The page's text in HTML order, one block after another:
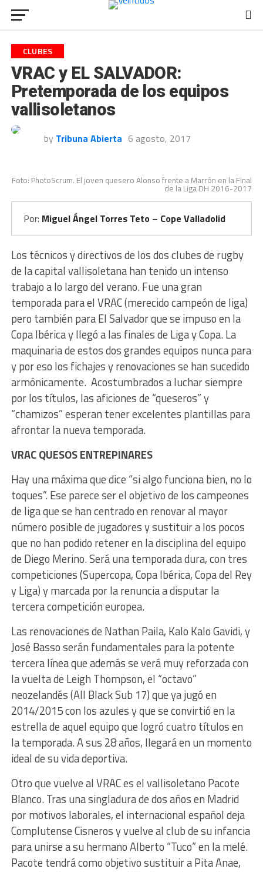
CLUBES
VRAC y EL SALVADOR:
Pretemporada de los equipos
vallisoletanos
by Tribuna Abierta 6 agosto, 2017
Foto: PhotoScrum. El joven quesero Alonso frente a Marrón en la Final
de la Liga DH 2016-2017
Por: Miguel Ángel Torres Teto – Cope Valladolid
Los técnicos y directivos de los dos clubes de rugby
de la capital vallisoletana han tenido un intenso
trabajo a lo largo del verano. Fue una gran
temporada para el VRAC (merecido campeón de liga)
pero también para El Salvador que se impuso en la
Copa Ibérica y llegó a las finales de Liga y Copa. La
maquinaria de estos dos grandes equipos nunca para
y por eso los fichajes y renovaciones se han sucedido
armónicamente. Acostumbrados a luchar siempre
por los títulos, las aficiones de “queseros” y
“chamizos” esperan tener excelentes plantillas para
afrontar la nueva temporada.
VRAC QUESOS ENTREPINARES
Hay una máxima que dice “si algo funciona bien, no lo
toques”. Ese parece ser el objetivo de los campeones
de liga que se han centrado en renovar al mayor
número posible de jugadores y sustituir a los pocos
que no han podido retener en la disciplina del equipo
de Diego Merino. Será una temporada dura, con tres
competiciones (Supercopa, Copa Ibérica, Copa del Rey
y Liga) y marcada por la renuncia a disputar la
tercera competición europea.
Las renovaciones de Nathan Paila, Kalo Kalo Gavidi, y
José Basso serán fundamentales para la potente
tercera línea que además se verá muy reforzada con
la vuelta de Leigh Thompson, el “octavo”
neozelandés (All Black Sub 17) que ya jugó en
2014/2015 con los azules y que se convirtió en la
estrella de aquel equipo que logró cuatro títulos en
la temporada. A sus 28 años, llegará en un momento
ideal de su vida deportiva.
Otro que vuelve al VRAC es el vallisoletano Pacote
Blanco. Tras una singladura de dos años en Madrid
por motivos laborales, el internacional español deja
Complutense Cisneros y vuelve al club de su infancia
para unirse a su hermano Alberto “Tuco” en la melé.
Pacote tendrá como objetivo sustituir a Pita Anae,